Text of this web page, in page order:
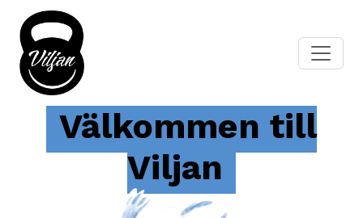
Välkommen till
Viljan